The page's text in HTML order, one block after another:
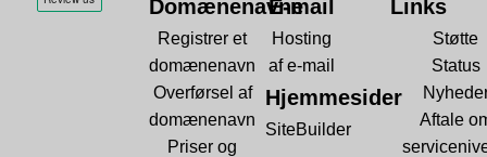
Domænenavne
Registrer et
domænenavn
Overførsel af
domænenavn
Priser og
E-mail
Hosting
af e-mail
Hjemmesider
SiteBuilder
Links
Støtte
Status
Aftale